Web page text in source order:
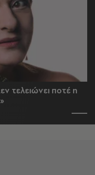
τελειώνει ποτέ η